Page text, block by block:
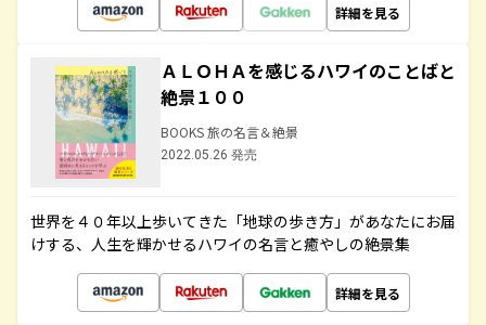
詳細を見る
ＡＬＯＨＡを感じるハワイのことばと
絶景１００
BOOKS 旅の名言＆絶景
2022.05.26 発売
世界を４０年以上歩いてきた「地球の歩き方」があなたにお届
けする、人生を輝かせるハワイの名言と癒やしの絶景集
詳細を見る